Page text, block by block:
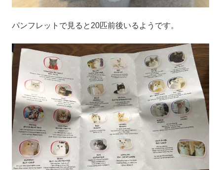
パンフレットで見ると20匹前後いるようです。